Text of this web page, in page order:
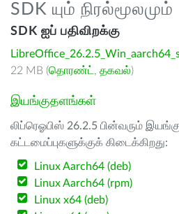
SDK யும் நிரல்மூலமும்
SDK ஐப் பதிவிறக்கு
22 MB (தொரண்ட் , தகவல்)
இயங்குதளங்கள்
லிப்ரெஓபிஸ் 26.2.5 பின்வரும்
கட்டமைப்புகளுக்குக் கிடைக்கிறது:
Linux Aarch64 (deb)
Linux Aarch64 (rpm)
Linux x64 (deb)